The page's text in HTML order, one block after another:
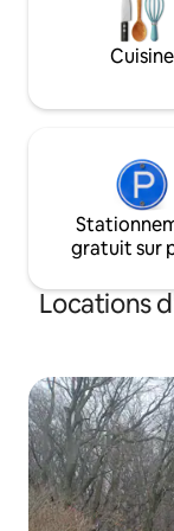
Cuisine
gratuit sur
Locations